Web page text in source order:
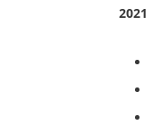
2021